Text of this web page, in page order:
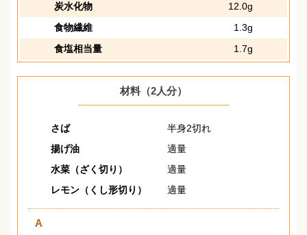
炭水化物
12.0g
食物繊維
1.3g
食塩相当量
1.7g
材料（2人分）
さば
半身2切れ
揚げ油
適量
水菜（ざく切り）
適量
レモン（くし形切り）
適量
A